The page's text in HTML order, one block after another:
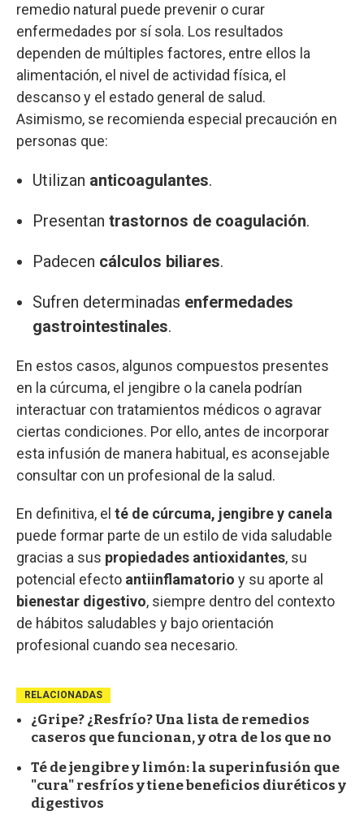
remedio natural puede prevenir o curar
enfermedades por sí sola. Los resultados
dependen de múltiples factores, entre ellos la
alimentación, el nivel de actividad física, el
descanso y el estado general de salud.
Asimismo, se recomienda especial precaución en
personas que:
Utilizan anticoagulantes.
Presentan trastornos de coagulación.
Padecen cálculos biliares.
Sufren determinadas enfermedades
gastrointestinales.
En estos casos, algunos compuestos presentes
en la cúrcuma, el jengibre o la canela podrían
interactuar con tratamientos médicos o agravar
ciertas condiciones. Por ello, antes de incorporar
esta infusión de manera habitual, es aconsejable
consultar con un profesional de la salud.
En definitiva, el té de cúrcuma, jengibre y canela
puede formar parte de un estilo de vida saludable
gracias a sus propiedades antioxidantes, su
potencial efecto antiinflamatorio y su aporte al
bienestar digestivo, siempre dentro del contexto
de hábitos saludables y bajo orientación
profesional cuando sea necesario.
RELACIONADAS
¿Gripe? ¿Resfrío? Una lista de remedios
caseros que funcionan, y otra de los que no
Té de jengibre y limón: la superinfusión que
"cura" resfríos y tiene beneficios diuréticos y
digestivos